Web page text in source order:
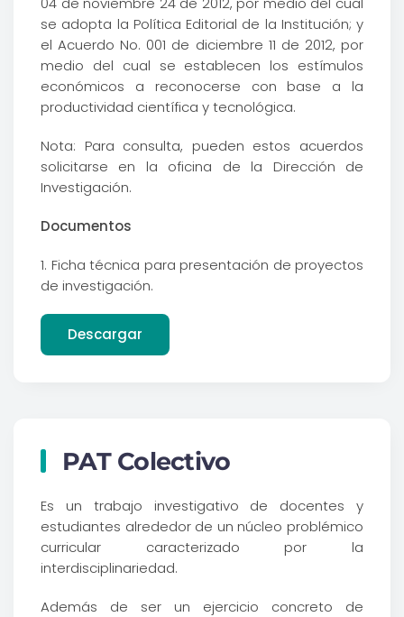
se adopta la Política Editorial de la Institución; y
el Acuerdo No. 001 de diciembre 11 de 2012, por
medio del cual se establecen los estímulos
económicos a reconocerse con base a la
productividad científica y tecnológica.
Nota: Para consulta, pueden estos acuerdos
solicitarse en la oficina de la Dirección de
Investigación.
Documentos
1. Ficha técnica para presentación de proyectos
de investigación.
Descargar
PAT Colectivo
Es un trabajo investigativo de docentes y
estudiantes alrededor de un núcleo problémico
curricular caracterizado por la
interdisciplinariedad.
Además de ser un ejercicio concreto de